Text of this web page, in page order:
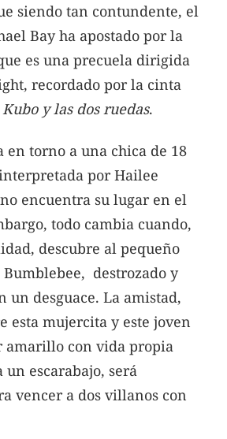
siendo tan contundente, el
Bay ha apostado por la
es una precuela dirigida
recordado por la cinta
Kubo y las dos ruedas.
en torno a una chica de 18
por Hailee
encuentra su lugar en el
todo cambia cuando,
descubre al pequeño
destrozado y
un desguace. La amistad,
esta mujercita y este joven
amarillo con vida propia
un escarabajo, será
vencer a dos villanos con